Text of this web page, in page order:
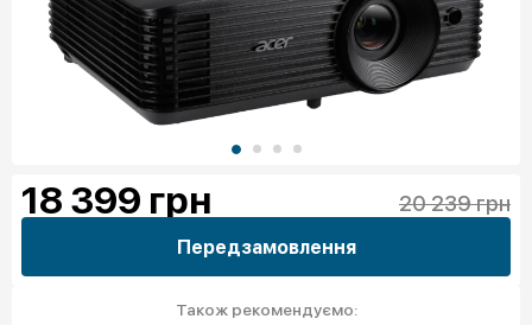
18 399 грн 20 239 грн
Передзамовлення
Також рекомендуємо: